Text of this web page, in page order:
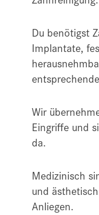
Du benötigst
Implantate,
Wir
Eingriffe und
da. ​
Medizinisch
und
Anliegen.